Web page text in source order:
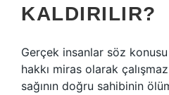
KALDIRILIR?
Gerçek insanlar söz
hakkı miras olarak
sağının doğru sahibinin